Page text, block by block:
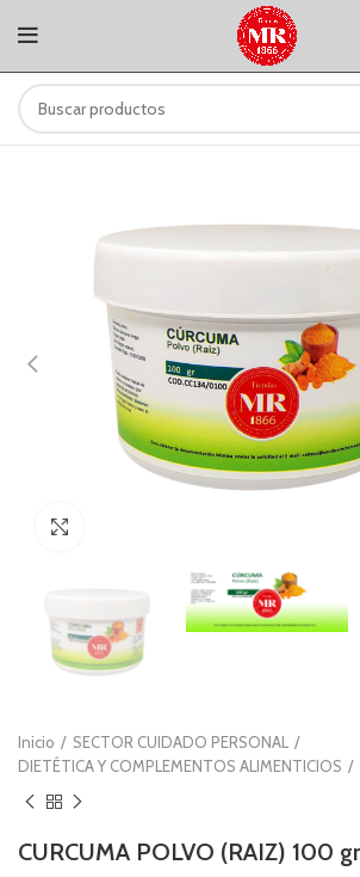
Inicio
SECTOR CUIDADO PERSONAL
DIETÉTICA Y COMPLEMENTOS ALIMENTICIOS
CURCUMA POLVO (RAIZ) 100 gr